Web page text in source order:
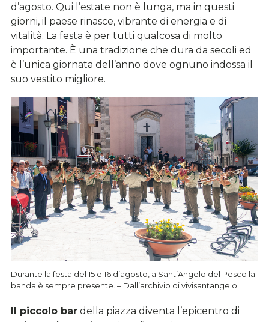
d’agosto. Qui l’estate non è lunga, ma in questi
giorni, il paese rinasce, vibrante di energia e di
vitalità. La festa è per tutti qualcosa di molto
importante. È una tradizione che dura da secoli ed
è l’unica giornata dell’anno dove ognuno indossa il
suo vestito migliore.
Durante la festa del 15 e 16 d’agosto, a Sant’Angelo del Pesco la
banda è sempre presente. – Dall’archivio di vivisantangelo
Il piccolo bar della piazza diventa l’epicentro di